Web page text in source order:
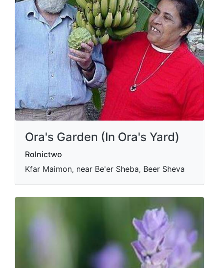
Ora's Garden (In Ora's Yard)
Rolnictwo
Kfar Maimon, near Be'er Sheba, Beer Sheva